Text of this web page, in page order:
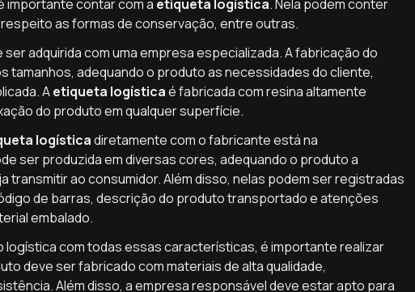
importante contar com a etiqueta logística. Nela podem conter
as formas de conservação, entre outras.
ser adquirida com uma empresa especializada. A fabricação do
tamanhos, adequando o produto as necessidades do cliente,
Aetiqueta logísticaé fabricada com resina altamente
do produto em qualquer superfície.
logísticadiretamente com o fabricante está na
ser produzida em diversas cores, adequando o produto a
transmitir ao consumidor. Além disso, nelas podem ser registradas
de barras, descrição do produto transportado e atenções
embalado.
logística com todas essas características, é importante realizar
deve ser fabricado com materiais de alta qualidade,
Além disso, a empresa responsável deve estar apto para